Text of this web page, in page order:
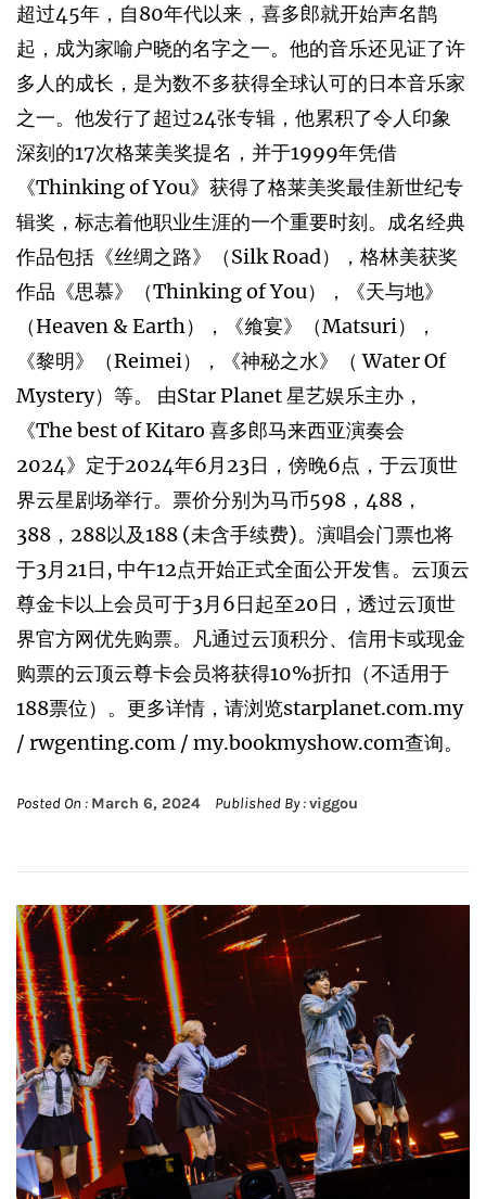
超过45年，自80年代以来，喜多郎就开始声名鹊
起，成为家喻户晓的名字之一。他的音乐还见证了许
多人的成长，是为数不多获得全球认可的日本音乐家
之一。他发行了超过24张专辑，他累积了令人印象
深刻的17次格莱美奖提名，并于1999年凭借
《Thinking of You》获得了格莱美奖最佳新世纪专
辑奖，标志着他职业生涯的一个重要时刻。成名经典
作品包括《丝绸之路》（Silk Road），格林美获奖
作品《思慕》（Thinking of You），《天与地》
（Heaven & Earth），《飨宴》（Matsuri），
《黎明》（Reimei），《神秘之水》（ Water Of
Mystery）等。 由Star Planet 星艺娱乐主办，
《The best of Kitaro 喜多郎马来西亚演奏会
2024》定于2024年6月23日，傍晚6点，于云顶世
界云星剧场举行。票价分别为马币598，488，
388，288以及188 (未含手续费)。演唱会门票也将
于3月21日, 中午12点开始正式全面公开发售。云顶云
尊金卡以上会员可于3月6日起至20日，透过云顶世
界官方网优先购票。凡通过云顶积分、信用卡或现金
购票的云顶云尊卡会员将获得10%折扣（不适用于
188票位）。更多详情，请浏览starplanet.com.my
/ rwgenting.com / my.bookmyshow.com查询。
Posted On : March 6, 2024 Published By :viggou